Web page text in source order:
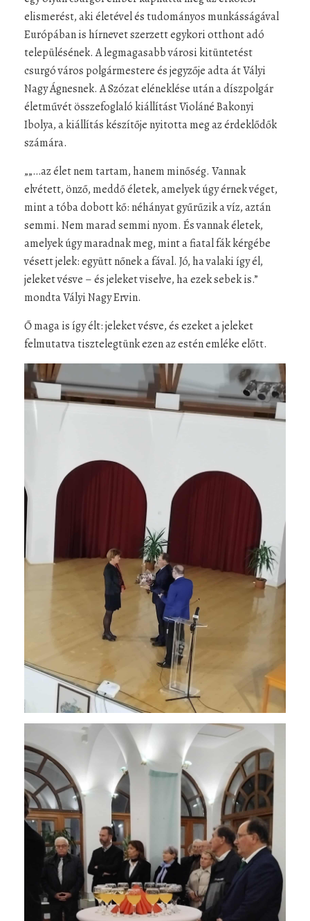
elismerést, aki életével és tudományos munkásságával
Európában is hírnevet szerzett egykori otthont adó
településének. A legmagasabb városi kitüntetést
csurgó város polgármestere és jegyzője adta át Vályi
Nagy Ágnesnek. A Szózat eléneklése után a díszpolgár
életművét összefoglaló kiállítást Violáné Bakonyi
Ibolya, a kiállítás készítője nyitotta meg az érdeklődők
számára.
„„…az élet nem tartam, hanem minőség. Vannak
elvétett, önző, meddő életek, amelyek úgy érnek véget,
mint a tóba dobott kő: néhányat gyűrűzik a víz, aztán
semmi. Nem marad semmi nyom. És vannak életek,
amelyek úgy maradnak meg, mint a fiatal fák kérgébe
vésett jelek: együtt nőnek a fával. Jó, ha valaki így él,
jeleket vésve – és jeleket viselve, ha ezek sebek is.”
mondta Vályi Nagy Ervin.
Ő maga is így élt: jeleket vésve, és ezeket a jeleket
felmutatva tisztelegtünk ezen az estén emléke előtt.